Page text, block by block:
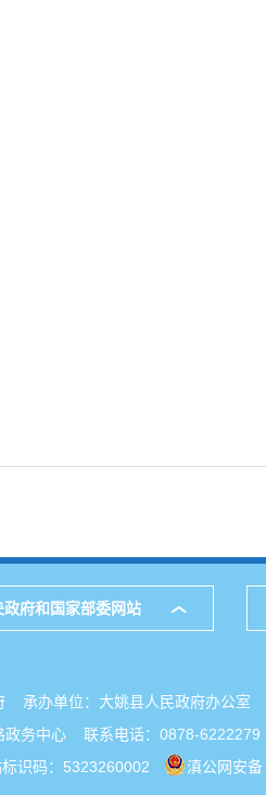
政府和国家部委网站
承办单位：大姚县人民政府办公
政务中心 联系电话：0878-6222279
标识码：5323260002 滇公网安